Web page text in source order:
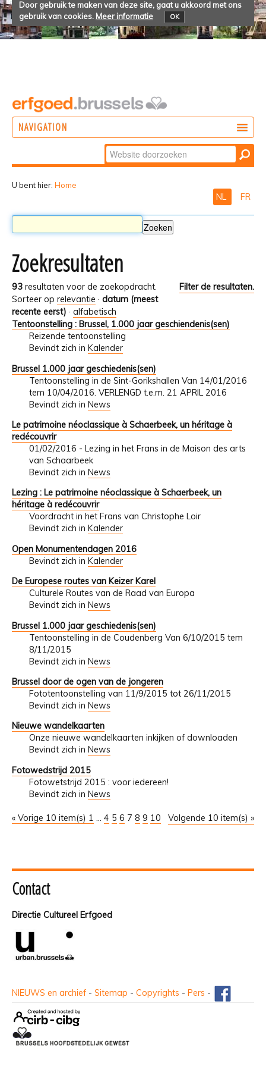
Door gebruik te maken van deze site, gaat u akkoord met ons
gebruik van cookies. Meer informatie OK
NAVIGATION
Zoek
Geavanceerd
U bent hier: Home
NL FR
Zoekresultaten
93 resultaten voor de zoekopdracht.
Filter de resultaten.
Sorteer op relevantie · datum (meest
recente eerst) · alfabetisch
Tentoonstelling : Brussel, 1.000 jaar geschiendenis(sen)
Reizende tentoonstelling
Bevindt zich in Kalender
Brussel 1.000 jaar geschiedenis(sen)
Tentoonstelling in de Sint-Gorikshallen Van 14/01/2016
tem 10/04/2016. VERLENGD t.e.m. 21 APRIL 2016
Bevindt zich in News
Le patrimoine néoclassique à Schaerbeek, un héritage à
redécouvrir
01/02/2016 - Lezing in het Frans in de Maison des arts
van Schaarbeek
Bevindt zich in News
Lezing : Le patrimoine néoclassique à Schaerbeek, un
héritage à redécouvrir
Voordracht in het Frans van Christophe Loir
Bevindt zich in Kalender
Open Monumentendagen 2016
Bevindt zich in Kalender
De Europese routes van Keizer Karel
Culturele Routes van de Raad van Europa
Bevindt zich in News
Brussel 1.000 jaar geschiedenis(sen)
Tentoonstelling in de Coudenberg Van 6/10/2015 tem
8/11/2015
Bevindt zich in News
Brussel door de ogen van de jongeren
Fototentoonstelling van 11/9/2015 tot 26/11/2015
Bevindt zich in News
Nieuwe wandelkaarten
Onze nieuwe wandelkaarten inkijken of downloaden
Bevindt zich in News
Fotowedstrijd 2015
Fotowetstrijd 2015 : voor iedereen!
Bevindt zich in News
« Vorige 10 item(s) Volgende 10 item(s) »
1 ... 4 5 6 7 8 9 10
Contact
Directie Cultureel Erfgoed
NIEUWS en archief - Sitemap - Copyrights - Pers -